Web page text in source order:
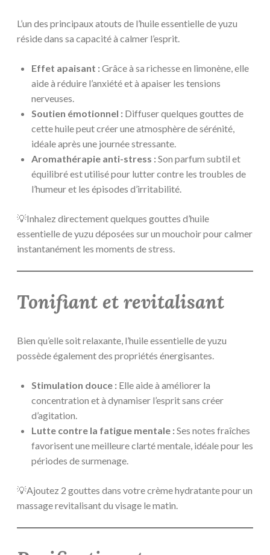
L’un des principaux atouts de l’huile essentielle de yuzu
réside dans sa capacité à calmer l’esprit.
Effet apaisant :Grâce à sa richesse en limonène, elle
aide à réduire l’anxiété et à apaiser les tensions
nerveuses.
Soutien émotionnel : Diffuser quelques gouttes de
cette huile peut créer une atmosphère de sérénité,
idéale après une journée stressante.
Aromathérapie anti-stress :Son parfum subtil et
équilibré est utilisé pour lutter contre les troubles de
l’humeur et les épisodes d’irritabilité.
💡Inhalez directement quelques gouttes d’huile
essentielle de yuzu déposées sur un mouchoir pour calmer
instantanément les moments de stress.
Tonifiant et revitalisant
Bien qu’elle soit relaxante, l’huile essentielle de yuzu
possède également des propriétés énergisantes.
Stimulation douce : Elle aide à améliorer la
concentration et à dynamiser l’esprit sans créer
d’agitation.
Lutte contre la fatigue mentale :Ses notes fraîches
favorisent une meilleure clarté mentale, idéale pour les
périodes de surmenage.
💡Ajoutez 2 gouttes dans votre crème hydratante pour un
massage revitalisant du visage le matin.